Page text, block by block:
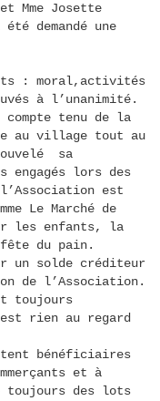
et Mme Josette
demandé une
: moral,activités
à l’unanimité.
compte tenu de la
au village tout au
sa
engagés lors des
est
Le Marché de
les enfants, la
du pain.
solde créditeur
de l’Association.
toujours
rien au regard
bénéficiaires
et à
toujours des lots